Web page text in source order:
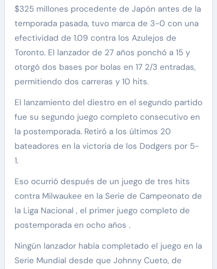
$325 millones procedente de Japón antes de la
temporada pasada, tuvo marca de 3-0 con una
efectividad de 1.09 contra los Azulejos de
Toronto. El lanzador de 27 años ponchó a 15 y
otorgó dos bases por bolas en 17 2/3 entradas,
permitiendo dos carreras y 10 hits.
El lanzamiento del diestro en el segundo partido
fue su segundo juego completo consecutivo en
la postemporada. Retiró a los últimos 20
bateadores en la victoria de los Dodgers por 5-
1.
Eso ocurrió después de un juego de tres hits
contra Milwaukee en la Serie de Campeonato de
la Liga Nacional , el primer juego completo de
postemporada en ocho años .
Ningún lanzador había completado el juego en la
Serie Mundial desde que Johnny Cueto, de